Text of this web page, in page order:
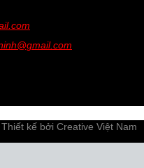
Thiết kế bởi Creative Việt Nam